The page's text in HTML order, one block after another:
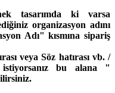
tasarımda ki varsa
organizasyon adını
Adı" kısmına sipariş
veya Söz hatırası vb. /
istiyorsanız bu alana "